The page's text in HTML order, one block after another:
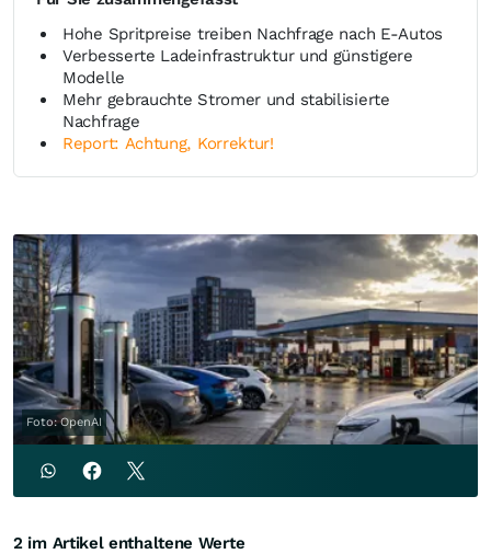
Hohe Spritpreise treiben Nachfrage nach E-Autos
Verbesserte Ladeinfrastruktur und günstigere
Modelle
Mehr gebrauchte Stromer und stabilisierte
Nachfrage
Report: Achtung, Korrektur!
Foto: OpenAI
2 im Artikel enthaltene Werte